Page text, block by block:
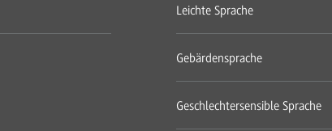
Leichte Sprache
Gebärdensprache
Geschlechtersensible Sprache